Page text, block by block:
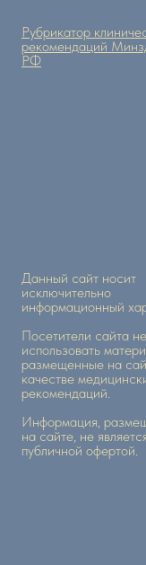
Рубрикатор
рекомендаций
РФ
Данный сайт носит
исключительно
информационный
Посетители сайта
использовать
размещенные на
качестве
рекомендаций.
Информация,
на сайте, не
публичной офертой.